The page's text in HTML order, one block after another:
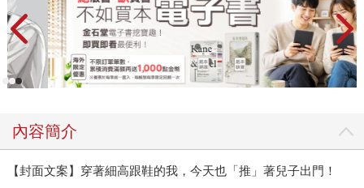
內容簡介
【封面文案】穿著細高跟鞋的我，今天也「推」著兒子出門！